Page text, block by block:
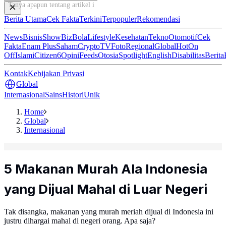
Tanya apapun tentang artikel ini...
Berita UtamaCek FaktaTerkiniTerpopulerRekomendasi
NewsBisnisShowBizBolaLifestyleKesehatanTeknoOtomotifCek
FaktaEnam PlusSahamCryptoTVFotoRegionalGlobalHotOn
OffIslamiCitizen6OpiniFeedsOtosiaSpotlightEnglishDisabilitasBerita
KontakKebijakan Privasi
Global
InternasionalSainsHistoriUnik
Home
Global
Internasional
5 Makanan Murah Ala Indonesia
yang Dijual Mahal di Luar Negeri
Tak disangka, makanan yang murah meriah dijual di Indonesia ini
justru dihargai mahal di negeri orang. Apa saja?